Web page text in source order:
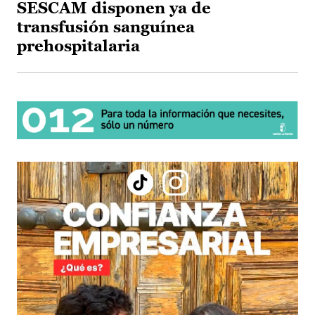
SESCAM disponen ya de
transfusión sanguínea
prehospitalaria